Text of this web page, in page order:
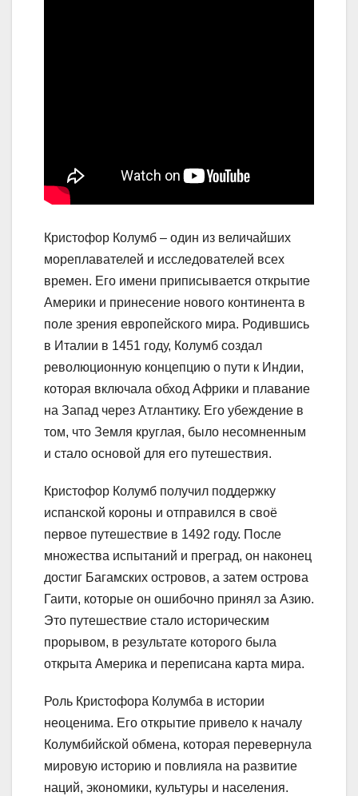
Кристофор Колумб – один из величайших
мореплавателей и исследователей всех
времен. Его имени приписывается открытие
Америки и принесение нового континента в
поле зрения европейского мира. Родившись
в Италии в 1451 году, Колумб создал
революционную концепцию о пути к Индии,
которая включала обход Африки и плавание
на Запад через Атлантику. Его убеждение в
том, что Земля круглая, было несомненным
и стало основой для его путешествия.
Кристофор Колумб получил поддержку
испанской короны и отправился в своё
первое путешествие в 1492 году. После
множества испытаний и преград, он наконец
достиг Багамских островов, а затем острова
Гаити, которые он ошибочно принял за Азию.
Это путешествие стало историческим
прорывом, в результате которого была
открыта Америка и переписана карта мира.
Роль Кристофора Колумба в истории
неоценима. Его открытие привело к началу
Колумбийской обмена, которая перевернула
мировую историю и повлияла на развитие
наций, экономики, культуры и населения.